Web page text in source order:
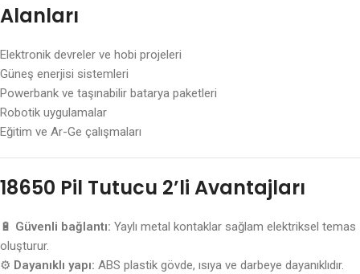
Alanları
Elektronik devreler ve hobi projeleri
Güneş enerjisi sistemleri
Powerbank ve taşınabilir batarya paketleri
Robotik uygulamalar
Eğitim ve Ar-Ge çalışmaları
18650 Pil Tutucu 2’li Avantajları
🔋 Güvenli bağlantı: Yaylı metal kontaklar sağlam elektriksel temas
oluşturur.
⚙️ Dayanıklı yapı: ABS plastik gövde, ısıya ve darbeye dayanıklıdır.